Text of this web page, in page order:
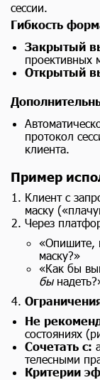
сессии.
Гибкость
Закрытый
проективных
Открытый
протокол
клиента.
Пример
Клиент с
маску
Через
«Опишите,
маску?»
«Как бы
бы
Не
состояниях
Сочетать с:
телесными
Критерии